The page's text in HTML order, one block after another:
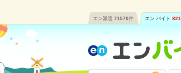
エン派遣 71570件 エン バイト